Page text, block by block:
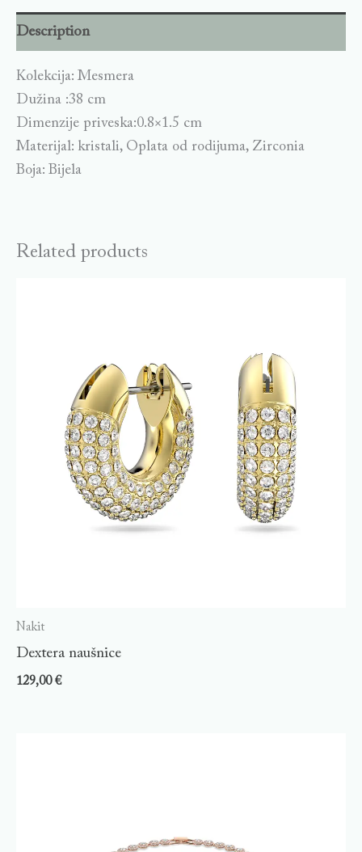
Description
Kolekcija: Mesmera
Dužina :38 cm
Dimenzije priveska:0.8×1.5 cm
Materijal: kristali, Oplata od rodijuma, Zirconia
Boja: Bijela
Related products
Nakit
Dextera naušnice
129,00€